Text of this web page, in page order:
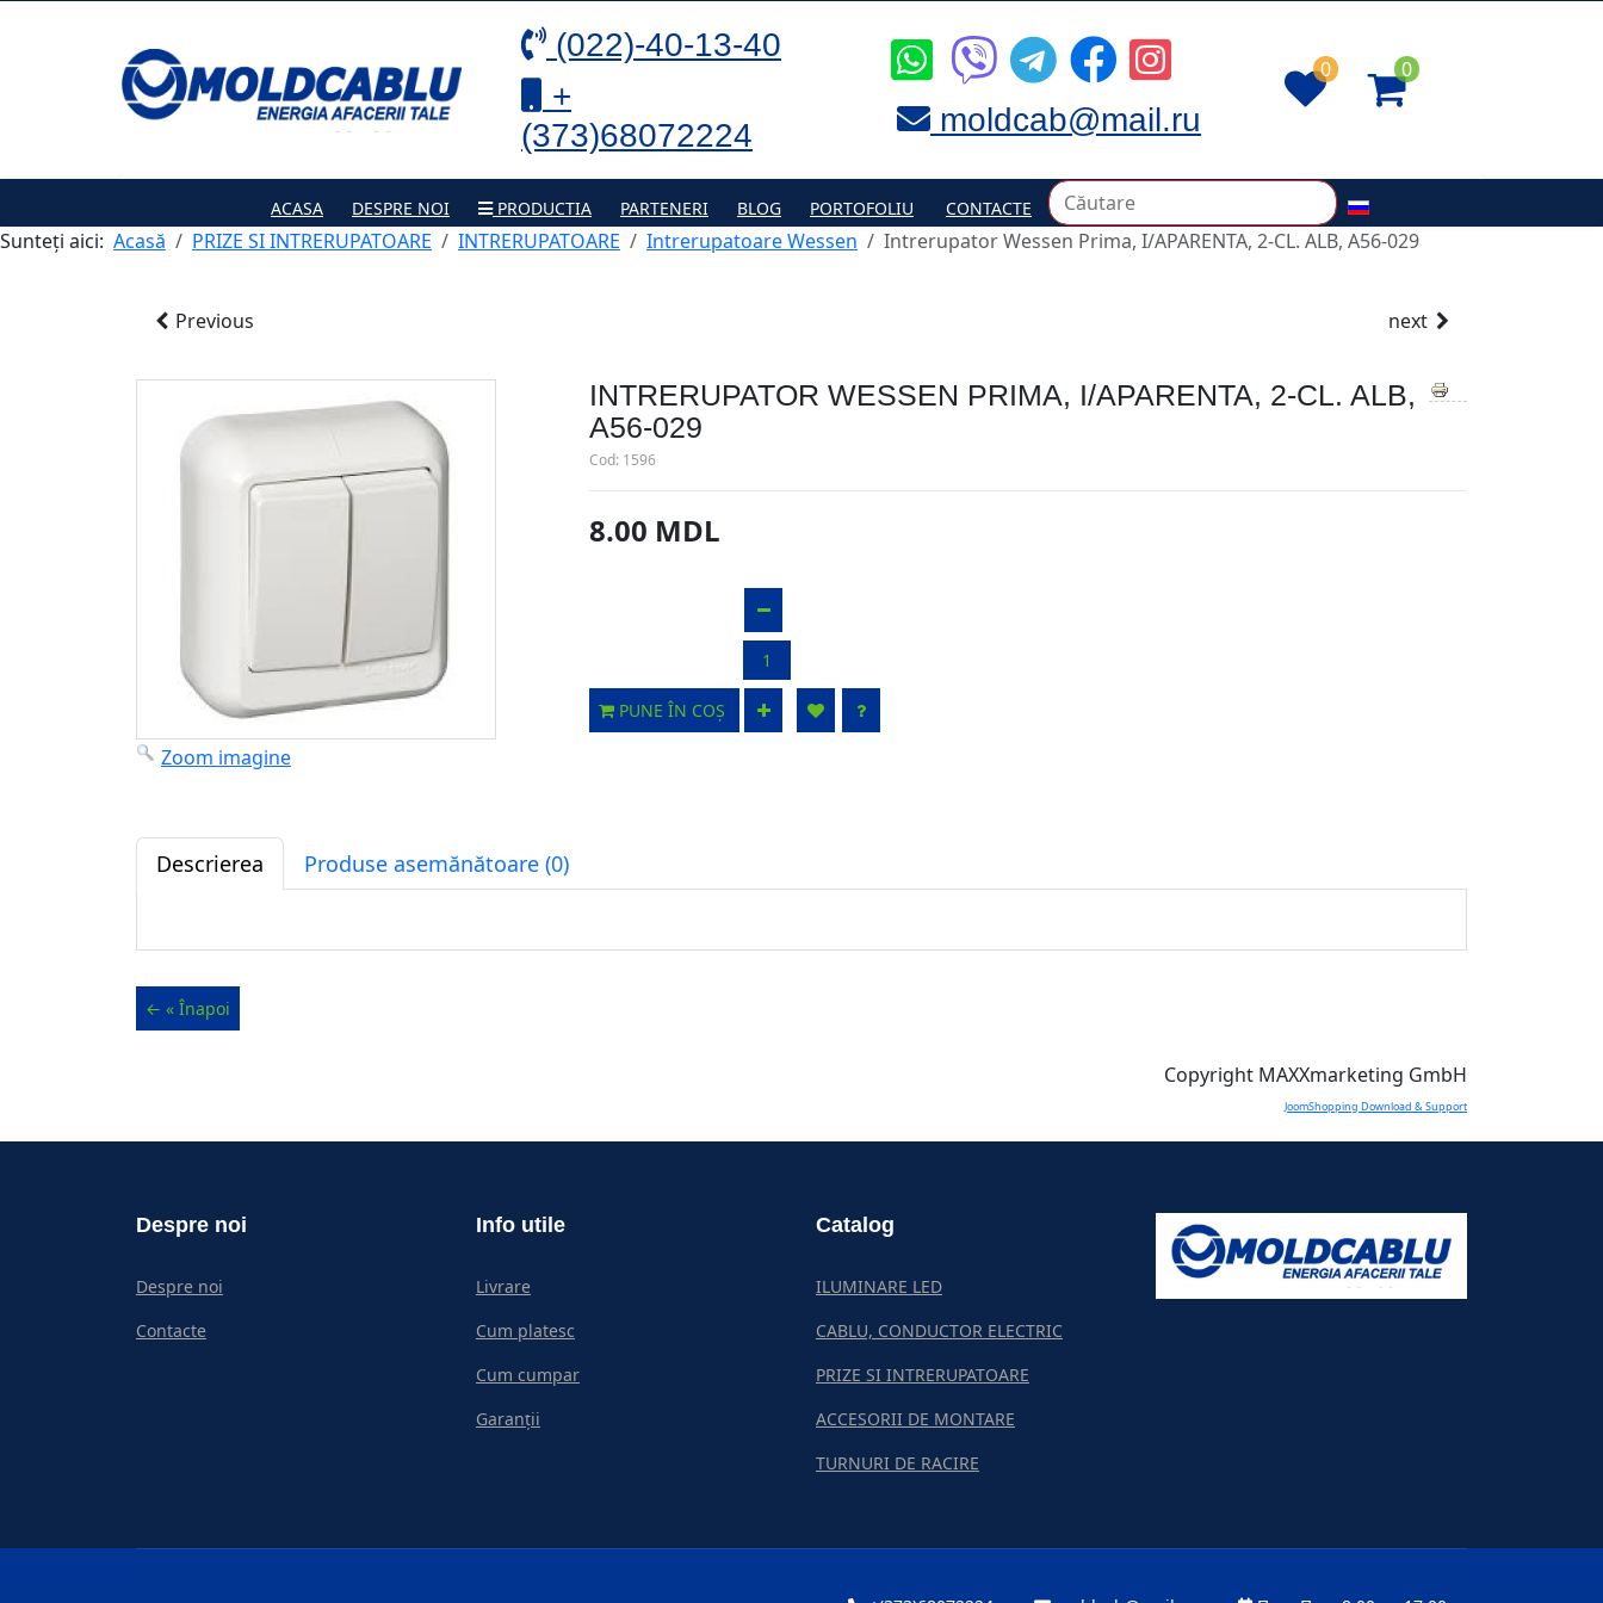
(022)-40-13-40
+
(373)68072224
moldcab@mail.ru
0 0
ACASA DESPRE NOI PRODUCTIA PARTENERI BLOG PORTOFOLIU CONTACTE
Sunteți aici: Acasă PRIZE SI INTRERUPATOARE INTRERUPATOARE Intrerupatoare Wessen Intrerupator Wessen Prima, I/APARENTA, 2-CL. ALB, A56-029
Previous next
Zoom imagine
INTRERUPATOR WESSEN PRIMA, I/APARENTA, 2-CL. ALB,
A56-029
Cod: 1596
8.00 MDL
PUNE ÎN COȘ
Descrierea Produse asemănătoare (0)
Copyright MAXXmarketing GmbH
JoomShopping Download & Support
Despre noi
Despre noi
Contacte
Info utile
Livrare
Cum platesc
Cum cumpar
Garanții
Catalog
ILUMINARE LED
CABLU, CONDUCTOR ELECTRIC
PRIZE SI INTRERUPATOARE
ACCESORII DE MONTARE
TURNURI DE RACIRE